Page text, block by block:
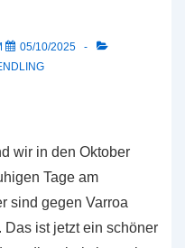
05/10/2025
wir in den Oktober
Tage am
sind gegen Varroa
Das ist jetzt ein schöner